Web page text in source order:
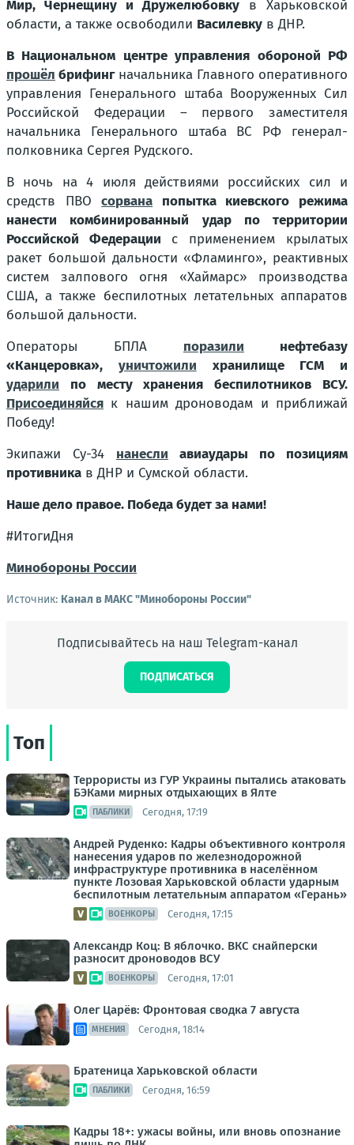
Мир, Чернещину и Дружелюбовку в Харьковской
области, а также освободили Василевку в ДНР.
В Национальном центре управления обороной РФ
прошёл брифингначальника Главного оперативного
управления Генерального штаба Вооруженных Сил
Российской Федерации – первого заместителя
начальника Генерального штаба ВС РФ генерал-
полковника Сергея Рудского.
В ночь на 4 июля действиями российских сил и
средств ПВОсорвана попытка киевского режима
нанести комбинированный удар по территории
Российской Федерации с применением крылатых
ракет большой дальности «Фламинго», реактивных
систем залпового огня «Хаймарс» производства
США, а также беспилотных летательных аппаратов
большой дальности.
Операторы БПЛА поразили нефтебазу
«Канцеровка», уничтожили хранилище ГСМ и
ударили по месту хранения беспилотников ВСУ.
Присоединяйся к нашим дроноводам и приближай
Победу!
Экипажи Су-34 нанесли авиаудары по позициям
противника в ДНР и Сумской области.
Наше дело правое. Победа будет за нами!
#ИтогиДня
Минобороны России
Источник: Канал в МАКС "Минобороны России"
Подписывайтесь на наш Telegram-канал
ПОДПИСАТЬСЯ
Топ
Террористы из ГУР Украины пытались атаковать
БЭКами мирных отдыхающих в Ялте
ПАБЛИКИ Сегодня, 17:19
Андрей Руденко: Кадры объективного контроля
нанесения ударов по железнодорожной
инфраструктуре противника в населённом
пункте Лозовая Харьковской области ударным
беспилотным летательным аппаратом «Герань»
ВОЕНКОРЫ Сегодня, 17:15
Александр Коц: В яблочко. ВКС снайперски
разносит дроноводов ВСУ
ВОЕНКОРЫ Сегодня, 17:01
Олег Царёв: Фронтовая сводка 7 августа
МНЕНИЯ Сегодня, 18:14
Братеница Харьковской области
ПАБЛИКИ Сегодня, 16:59
Кадры 18+: ужасы войны, или вновь опознание